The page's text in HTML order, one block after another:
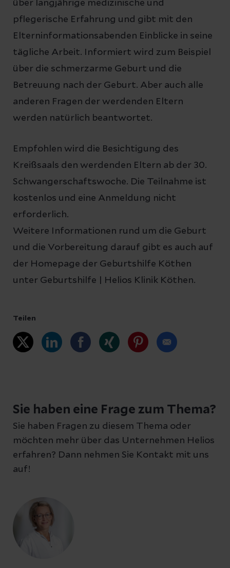
über langjährige medizinische und
pflegerische Erfahrung und gibt mit den
Elterninformationsabenden Einblicke in seine
tägliche Arbeit. Informiert wird zum Beispiel
über die schmerzarme Geburt und die
Betreuung nach der Geburt. Aber auch alle
anderen Fragen der werdenden Eltern
werden natürlich beantwortet.
Empfohlen wird die Besichtigung des
Kreißsaals den werdenden Eltern ab der 30.
Schwangerschaftswoche. Die Teilnahme ist
kostenlos und eine Anmeldung nicht
erforderlich.
Weitere Informationen rund um die Geburt
und die Vorbereitung darauf gibt es auch auf
der Homepage der Geburtshilfe Köthen
unter Geburtshilfe | Helios Klinik Köthen.
Teilen
Sie haben eine Frage zum Thema?
Sie haben Fragen zu diesem Thema oder
möchten mehr über das Unternehmen Helios
erfahren? Dann nehmen Sie Kontakt mit uns
auf!